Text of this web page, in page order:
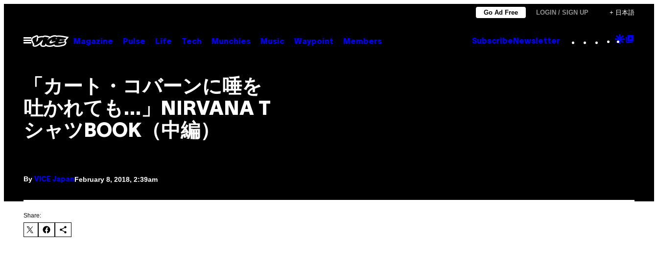
content
Go Ad Free LOGIN / SIGN UP + 日本語
Open
Menu
Magazine Pulse Life Tech Munchies Music Waypoint Members Subscribe Newsletter Instagram
TikTok
YouTube
Google
「カート・コバーンに唾を
吐かれても…」NIRVANA T
シャツBOOK（中編）
By VICE JapanFebruary 8, 2018, 2:39am
Share: